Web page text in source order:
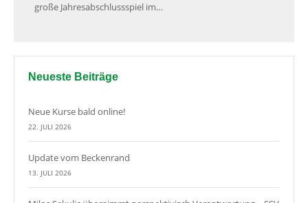
große Jahresabschlussspiel im…
Neueste Beiträge
Neue Kurse bald online!
22. JULI 2026
Update vom Beckenrand
13. JULI 2026